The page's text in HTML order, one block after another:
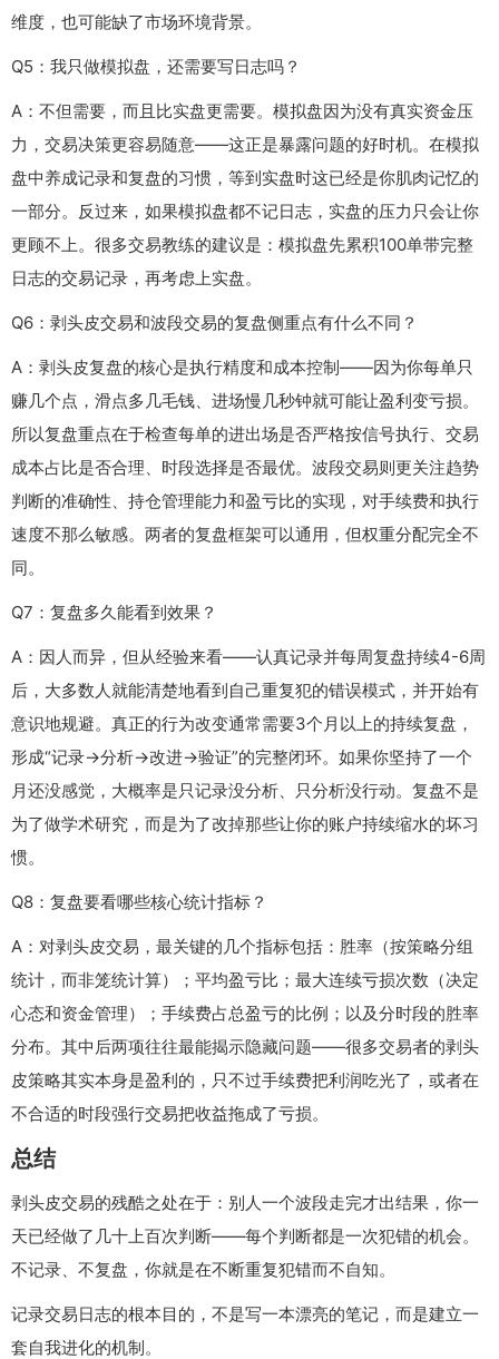
维度，也可能缺了市场环境背景。
Q5：我只做模拟盘，还需要写日志吗？
A：不但需要，而且比实盘更需要。模拟盘因为没有真实资金压
力，交易决策更容易随意——这正是暴露问题的好时机。在模拟
盘中养成记录和复盘的习惯，等到实盘时这已经是你肌肉记忆的
一部分。反过来，如果模拟盘都不记日志，实盘的压力只会让你
更顾不上。很多交易教练的建议是：模拟盘先累积100单带完整
日志的交易记录，再考虑上实盘。
Q6：剥头皮交易和波段交易的复盘侧重点有什么不同？
A：剥头皮复盘的核心是执行精度和成本控制——因为你每单只
赚几个点，滑点多几毛钱、进场慢几秒钟就可能让盈利变亏损。
所以复盘重点在于检查每单的进出场是否严格按信号执行、交易
成本占比是否合理、时段选择是否最优。波段交易则更关注趋势
判断的准确性、持仓管理能力和盈亏比的实现，对手续费和执行
速度不那么敏感。两者的复盘框架可以通用，但权重分配完全不
同。
Q7：复盘多久能看到效果？
A：因人而异，但从经验来看——认真记录并每周复盘持续4-6周
后，大多数人就能清楚地看到自己重复犯的错误模式，并开始有
意识地规避。真正的行为改变通常需要3个月以上的持续复盘，
形成“记录→分析→改进→验证”的完整闭环。如果你坚持了一个
月还没感觉，大概率是只记录没分析、只分析没行动。复盘不是
为了做学术研究，而是为了改掉那些让你的账户持续缩水的坏习
惯。
Q8：复盘要看哪些核心统计指标？
A：对剥头皮交易，最关键的几个指标包括：胜率（按策略分组
统计，而非笼统计算）；平均盈亏比；最大连续亏损次数（决定
心态和资金管理）；手续费占总盈亏的比例；以及分时段的胜率
分布。其中后两项往往最能揭示隐藏问题——很多交易者的剥头
皮策略其实本身是盈利的，只不过手续费把利润吃光了，或者在
不合适的时段强行交易把收益拖成了亏损。
总结
剥头皮交易的残酷之处在于：别人一个波段走完才出结果，你一
天已经做了几十上百次判断——每个判断都是一次犯错的机会。
不记录、不复盘，你就是在不断重复犯错而不自知。
记录交易日志的根本目的，不是写一本漂亮的笔记，而是建立一
套自我进化的机制。